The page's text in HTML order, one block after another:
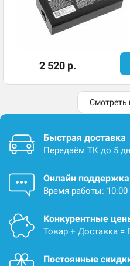
2 520 р.
Смотреть
Быстрая доставка
Передаём ТК до 5
Онлайн поддержка
Время работы: 10:00
Конкурентные
Товар + Доставка =
Постоянные